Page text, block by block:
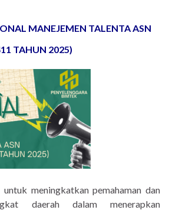
MANEJEMEN TALENTA ASN
TAHUN 2025)
meningkatkan pemahaman dan
daerah dalam menerapkan